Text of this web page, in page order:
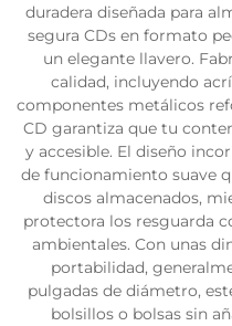
duradera diseñada para
segura CDs en formato
un elegante llavero.
calidad, incluyendo
componentes metálicos
CD garantiza que tu
y accesible. El diseño
de funcionamiento suave
discos almacenados,
protectora los resguarda
ambientales. Con unas
portabilidad,
pulgadas de diámetro,
bolsillos o bolsas sin